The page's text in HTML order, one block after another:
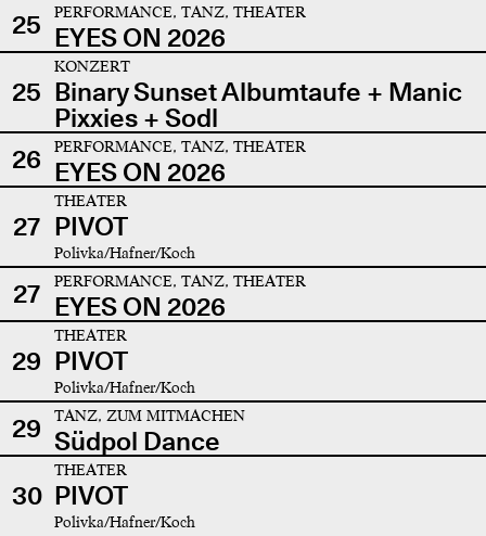
25 PERFORMANCE, TANZ, THEATER
EYES ON 2026
25
KONZERT
Binary Sunset Albumtaufe + Manic
Pixxies + Sodl
26
PERFORMANCE, TANZ, THEATER
EYES ON 2026
27
THEATER
PIVOT
Polivka/Hafner/Koch
27 PERFORMANCE, TANZ, THEATER
EYES ON 2026
29
THEATER
PIVOT
Polivka/Hafner/Koch
29 TANZ, ZUM MITMACHEN
Südpol Dance
30
THEATER
PIVOT
Polivka/Hafner/Koch